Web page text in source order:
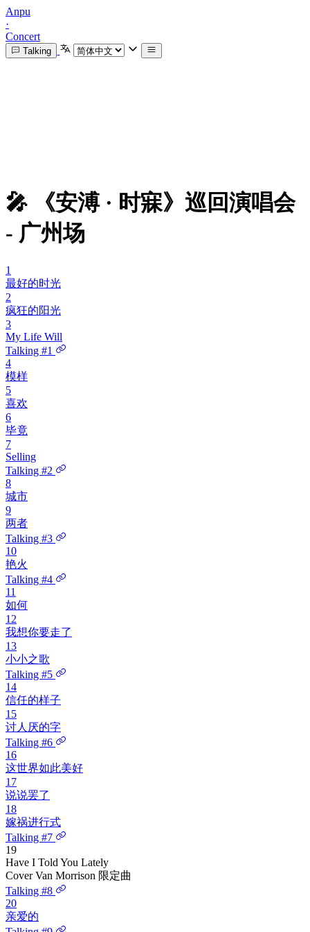
Anpu
·
Concert
Talking
🎤 《安溥 · 时寐》巡回演唱会
- 广州场
1
最好的时光
2
疯狂的阳光
3
My Life Will
Talking #1
4
模样
5
喜欢
6
毕竟
7
Selling
Talking #2
8
城市
9
两者
Talking #3
10
艳火
Talking #4
11
如何
12
我想你要走了
13
小小之歌
Talking #5
14
信任的样子
15
讨人厌的字
Talking #6
16
这世界如此美好
17
说说罢了
18
嫁祸进行式
Talking #7
19
Have I Told You Lately
Cover Van Morrison 限定曲
Talking #8
20
亲爱的